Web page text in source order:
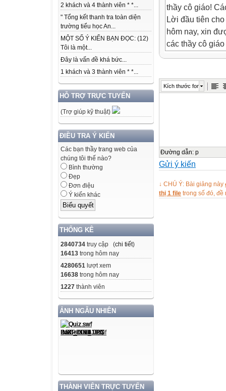
2 khách và 4 thành viên * *...
" Tổng kết thanh tra toàn diện
trường tiểu học An...
MỘT SỐ Ý KIẾN BẠN ĐỌC: (12)
Tôi là một...
Đây là vấn đề khá bức...
1 khách và 3 thành viên * *...
HỖ TRỢ TRỰC TUYẾN
(Trợ giúp kỹ thuật)
ĐIỀU TRA Ý KIẾN
Các bạn thầy trang web của
chúng tôi thế nào?
Bình thường
Đẹp
Đơn điệu
Ý kiến khác
THỐNG KÊ
2840734 truy cập (chi tiết)
16413 trong hôm nay
4280651 lượt xem
16638 trong hôm nay
1227 thành viên
ẢNH NGẪU NHIÊN
THÀNH VIÊN TRỰC TUYẾN
thầy cô giáo!
Lời đầu tiên
hôm nay, xin
các thầy cô
Sau đây tôi xin
2012
- Chào cờ!
- Tuyên bố lí do
III. NỘI DUNG:
1. Đọc thư của
Kích thước font
Đường dẫn: p
Gửi ý kiến
↓ CHÚ Ý: Bài giảng này
thị 1 file trong số đó, đề